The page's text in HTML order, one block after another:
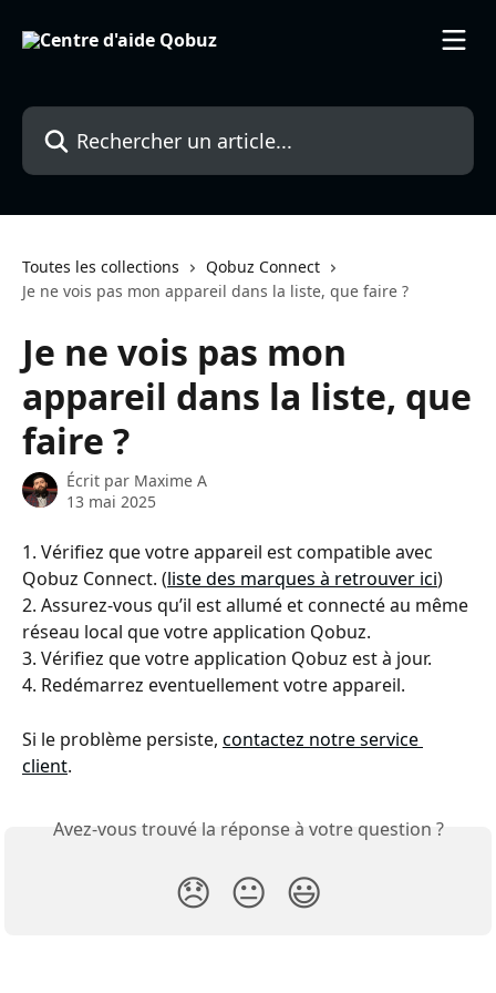
Rechercher un article...
Toutes les collections
Qobuz Connect
Je ne vois pas mon appareil dans la liste, que faire ?
Je ne vois pas mon
appareil dans la liste, que
faire ?
Écrit par Maxime A
13 mai 2025
1. Vérifiez que votre appareil est compatible avec
Qobuz Connect. (liste des marques à retrouver ici)
2. Assurez-vous qu’il est allumé et connecté au même
réseau local que votre application Qobuz.
3. Vérifiez que votre application Qobuz est à jour.
4. Redémarrez eventuellement votre appareil.
Si le problème persiste, contactez notre service
client.
Avez-vous trouvé la réponse à votre question ?
😞 😐 😃